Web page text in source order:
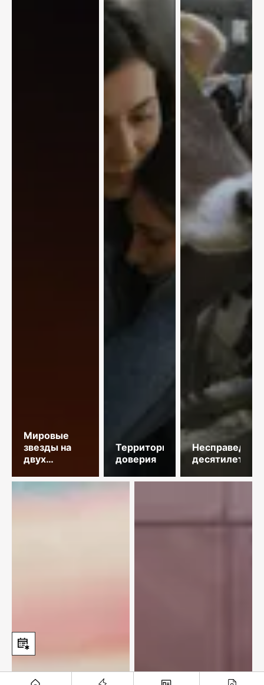
Мировые
звезды на
двух
столицы
Территория
доверия
десятилетий